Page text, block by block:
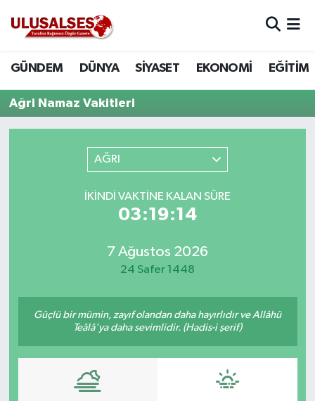
GÜNDEM DÜNYA SİYASET EKONOMİ EĞİTİM
Ağri Namaz Vakitleri
AĞRI
İKINDI VAKTINE KALAN SÜRE
03:19:14
7 Ağustos 2026
24 Safer 1448
Güçlü bir mümin, zayıf olandan daha hayırlıdır ve Allâhü
Teâlâ'ya daha sevimlidir. (Hadis-i şerif)
DÜNYA
EKONOMİ
Trafik Durumu
Tüm Manşetler
Son Dakika Haberleri